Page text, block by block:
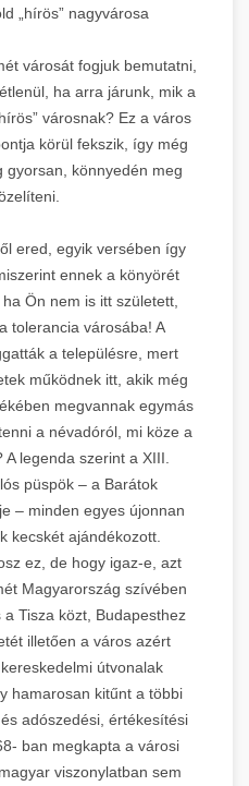
„hírös” nagyvárosa
városát fogjuk bemutatni,
ha arra járunk, mik a
városnak? Ez a város
körül fekszik, így még
gyorsan, könnyedén meg
ered, egyik versében így
ennek a könyörét
Ön nem is itt született,
tolerancia városába! A
a településre, mert
működnek itt, akik még
megvannak egymás
a névadóról, mi köze a
legenda szerint a XIII.
püspök – a Barátok
– minden egyes újonnan
kecskét ajándékozott.
ez, de hogy igaz-e, azt
Magyarország szívében
Tisza közt, Budapesthez
illetően a város azért
útvonalak
hamarosan kitűnt a többi
adószedési, értékesítési
ban megkapta a városi
viszonylatban sem